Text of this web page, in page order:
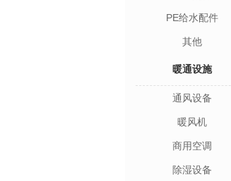
PE给水配件
其他
暖通设施
通风设备
暖风机
商用空调
除湿设备